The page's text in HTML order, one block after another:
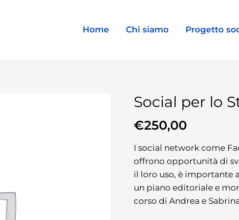
Home Chi siamo Progetto
Social per lo
€250,00
I social network come
offrono opportunità di
il loro uso, è importante
un piano editoriale e
corso di Andrea e
Social
lo
Professionale
quantità